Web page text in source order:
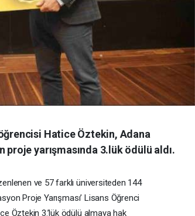
Hatice Öztekin, Adana
yarışmasında 3.lük ödülü aldı.
ve 57 farklı üniversiteden 144
Proje Yarışması’ Lisans Öğrenci
Öztekin 3.’lük ödülü almaya hak